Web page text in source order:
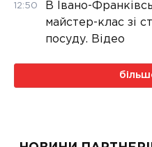
12:50
В Івано-
майстер-клас зі
посуду. Відео